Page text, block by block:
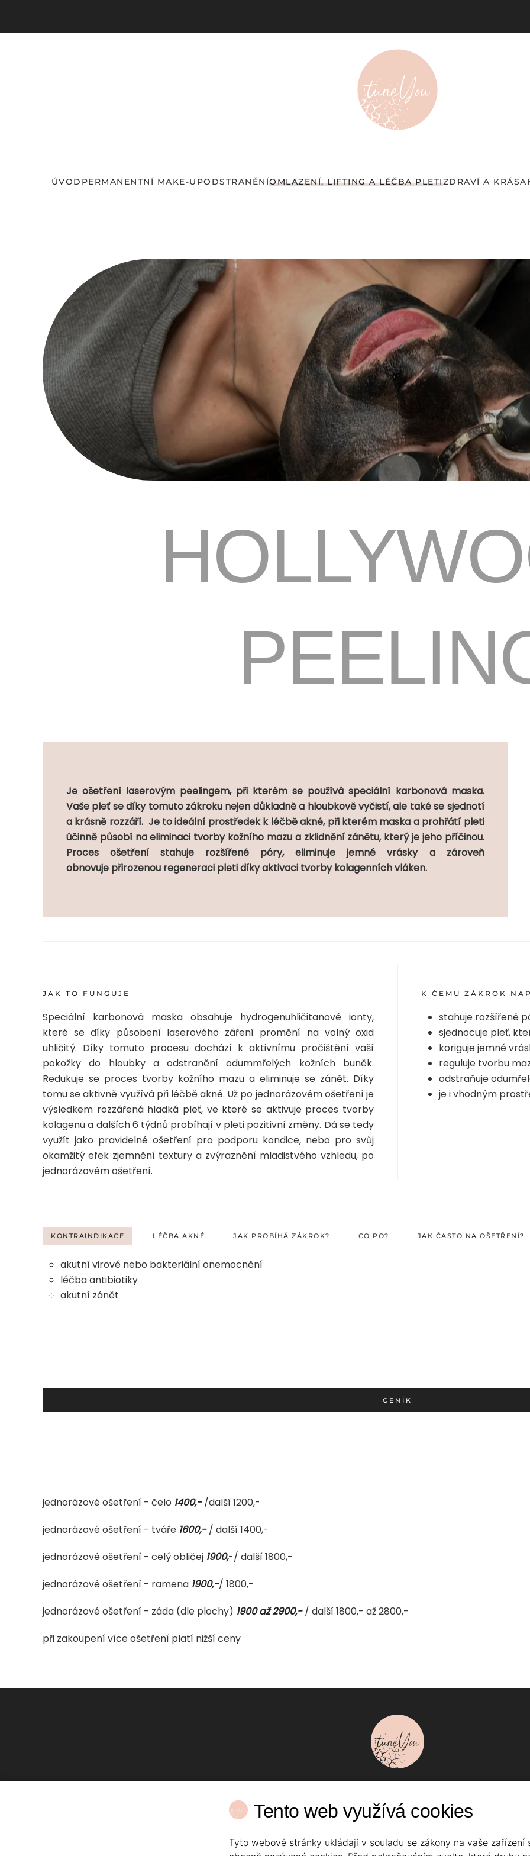
ÚVOD PERMANENTNÍ MAKE-UPODSTRANĚNÍOMLAZENÍ, LIFTING A LÉČBA PLETIZDRAVÍ A KRÁSA
Je ošetření laserovým peelingem, při kterém se používá speciální karbonová maska.
Vaše pleť se díky tomuto zákroku nejen důkladně a hloubkově vyčistí, ale také se sjednotí
a krásně rozzáří. Je to ideální prostředek k léčbě akné, při kterém maska a prohřátí pleti
účinně působí na eliminaci tvorby kožního mazu a zklidnění zánětu, který je jeho příčinou.
Proces ošetření stahuje rozšířené póry, eliminuje jemné vrásky a zároveň
obnovuje přirozenou regeneraci pleti díky aktivaci tvorby kolagenních vláken.
JAK TO FUNGUJE
Speciální karbonová maska obsahuje hydrogenuhličitanové ionty,
které se díky působení laserového záření promění na volný oxid
uhličitý. Díky tomuto procesu dochází k aktivnímu pročištění vaší
pokožky do hloubky a odstranění odummřelých kožních buněk.
Redukuje se proces tvorby kožního mazu a eliminuje se zánět. Díky
tomu se aktivně využívá při léčbě akné. Už po jednorázovém ošetření je
výsledkem rozzářená hladká pleť, ve které se aktivuje proces tvorby
kolagenu a dalších 6 týdnů probíhají v pleti pozitivní změny. Dá se tedy
využít jako pravidelné ošetření pro podporu kondice, nebo pro svůj
okamžitý efek zjemnění textury a zvýraznění mladistvého vzhledu, po
jednorázovém ošetření.
K ČEMU ZÁKROK
stahuje rozšířené
sjednocuje pleť,
koriguje jemné
reguluje tvorbu
odstraňuje
je i vhodným
KONTRAINDIKACE LÉČBA AKNÉ JAK PROBÍHÁ ZÁKROK? CO PO? JAK ČASTO NA OŠETŘENÍ?
akutní virové nebo bakteriální onemocnění
léčba antibiotiky
akutní zánět
CENÍK
jednorázové ošetření - čelo 1400,- /další 1200,-
jednorázové ošetření - tváře 1600,- / další 1400,-
jednorázové ošetření - celý obličej 1900,-/ další 1800,-
jednorázové ošetření - ramena 1900,-/ 1800,-
jednorázové ošetření - záda (dle plochy) 1900 až 2900,-/ další 1800,- až 2800,-
při zakoupení více ošetření platí nižší ceny
Tento web využívá cookies
Tyto webové stránky ukládají v souladu se zákony na vaše zařízení